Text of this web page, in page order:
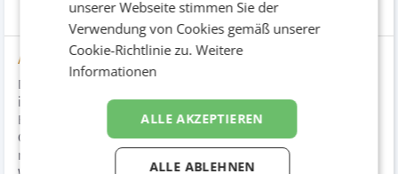
Aufgabenstellung
Die neue Website der WIEHAG Timber Construction soll sich an
internationale Archtitekten, Planer, Unternehmer und
Bauherren, welche meist aufwändige Holzkonstruktionen für
Großprojekte realisieren. Die Zielgruppe ist kreativ, urban,
modern und zukonftsorientiert. Somit ist es Ziel des
unserer Webseite stimmen Sie der
Verwendung von Cookies gemäß unserer
Cookie-Richtlinie zu.Weitere
Informationen
ALLE AKZEPTIEREN
ALLE ABLEHNEN